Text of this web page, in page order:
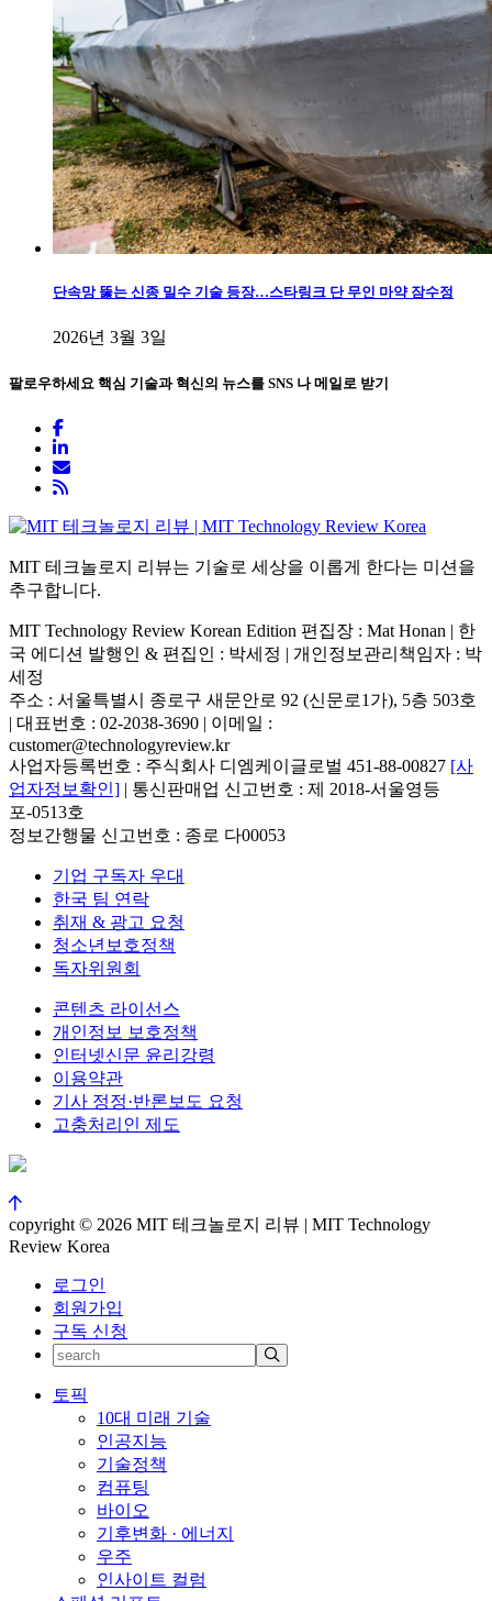
단속망 뚫는 신종 밀수 기술 등장…스타링크 단 무인 마약 잠수정
2026년 3월 3일
팔로우하세요 핵심 기술과 혁신의 뉴스를 SNS 나 메일로 받기
MIT 테크놀로지 리뷰는 기술로 세상을 이롭게 한다는 미션을
추구합니다.
MIT Technology Review Korean Edition 편집장 : Mat Honan | 한
국 에디션 발행인 & 편집인 : 박세정 | 개인정보관리책임자 : 박
세정
주소 : 서울특별시 종로구 새문안로 92 (신문로1가), 5층 503호
| 대표번호 : 02-2038-3690 | 이메일 :
customer@technologyreview.kr
사업자등록번호 : 주식회사 디엠케이글로벌 451-88-00827 [사
업자정보확인] | 통신판매업 신고번호 : 제 2018-서울영등
포-0513호
정보간행물 신고번호 : 종로 다00053
기업 구독자 우대
한국 팀 연락
취재 & 광고 요청
청소년보호정책
독자위원회
콘텐츠 라이선스
개인정보 보호정책
인터넷신문 윤리강령
이용약관
기사 정정·반론보도 요청
고충처리인 제도
copyright © 2026 MIT 테크놀로지 리뷰 | MIT Technology
Review Korea
로그인
회원가입
구독 신청
토픽
10대 미래 기술
인공지능
기술정책
컴퓨팅
바이오
기후변화 · 에너지
우주
인사이트 컬럼